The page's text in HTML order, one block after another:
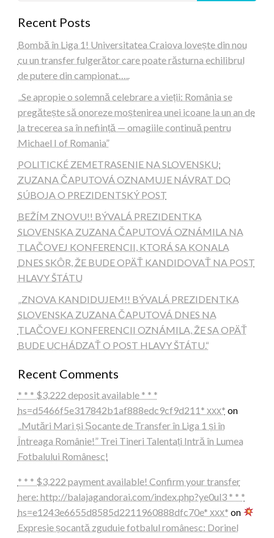
Recent Posts
Bombă în Liga 1! Universitatea Craiova lovește din nou
cu un transfer fulgerător care poate răsturna echilibrul
de putere din campionat…..
„Se apropie o solemnă celebrare a vieții: România se
pregătește să onoreze moștenirea unei icoane la un an de
la trecerea sa în neființă — omagiile continuă pentru
Michael I of Romania”
POLITICKÉ ZEMETRASENIE NA SLOVENSKU:
ZUZANA ČAPUTOVÁ OZNAMUJE NÁVRAT DO
SÚBOJA O PREZIDENTSKÝ POST
BEŽÍM ZNOVU!! BÝVALÁ PREZIDENTKA
SLOVENSKA ZUZANA ČAPUTOVÁ OZNÁMILA NA
TLAČOVEJ KONFERENCII, KTORÁ SA KONALA
DNES SKÔR, ŽE BUDE OPÄŤ KANDIDOVAŤ NA POST
HLAVY ŠTÁTU
„ZNOVA KANDIDUJEM!! BÝVALÁ PREZIDENTKA
SLOVENSKA ZUZANA ČAPUTOVÁ DNES NA
TLAČOVEJ KONFERENCII OZNÁMILA, ŽE SA OPÄŤ
BUDE UCHÁDZAŤ O POST HLAVY ŠTÁTU.“
Recent Comments
* * * $3,222 deposit available * * *
hs=d5466f5e317842b1af888edc9cf9d211* ххх* on
„Mutări Mari și Șocante de Transfer în Liga 1 și în
Întreaga Românie!” Trei Tineri Talentați Intră în Lumea
Fotbalului Românesc!
* * * $3,222 payment available! Confirm your transfer
here: http://balajagandorai.com/index.php?ye0ul3 * * *
hs=e1243e6655d8585d2211960888dfc70e* ххх* on
Expresie șocantă zguduie fotbalul românesc: Dorinel